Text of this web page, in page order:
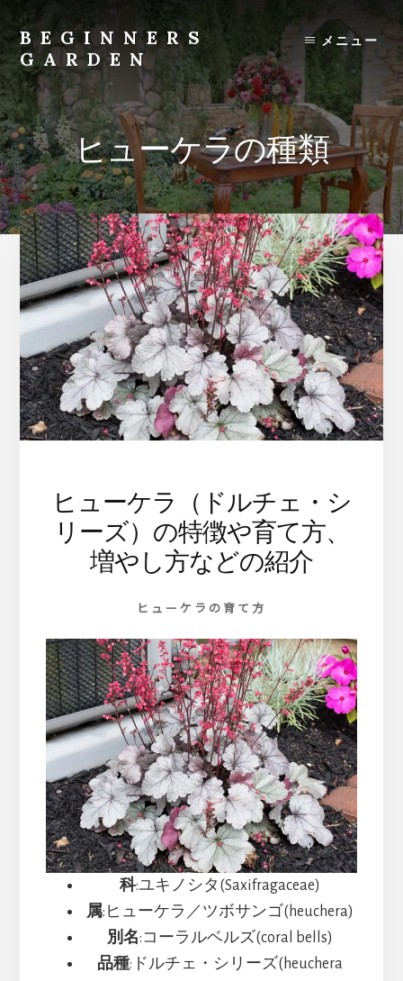
content
BEGINNERS
GARDEN
植
物
の
種
類
や
育
て
方
の
紹
介
を
行
い
ま
す
メニュー
ヒューケラの種類
ヒューケラ（ドルチェ・シ
リーズ）の特徴や育て方、
増やし方などの紹介
ヒューケラの育て方
科:ユキノシタ(Saxifragaceae)
属:ヒューケラ／ツボサンゴ(heuchera)
別名:コーラルベルズ(coral bells)
品種:ドルチェ・シリーズ(heuchera